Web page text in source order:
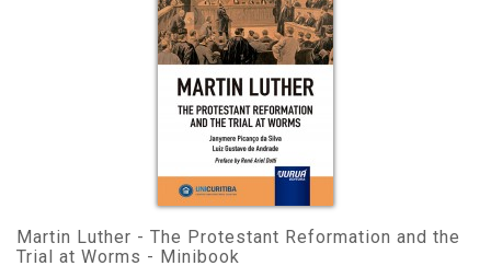
Martin Luther - The Protestant Reformation and the
Trial at Worms - Minibook